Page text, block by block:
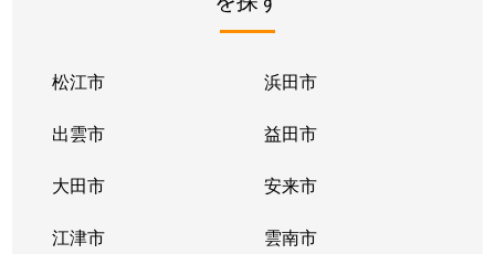
松江市 浜田市
出雲市 益田市
大田市 安来市
江津市 雲南市